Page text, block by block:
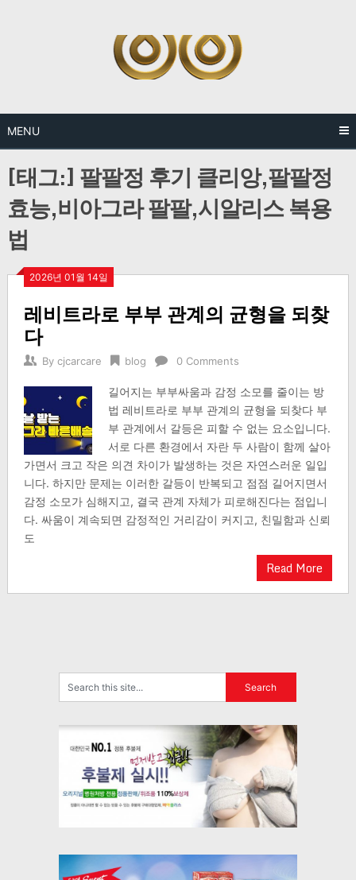
MENU
[태그:]팔팔정 후기 클리앙,팔팔정
효능,비아그라 팔팔,시알리스 복용
법
2026년 01월 14일
레비트라로 부부 관계의 균형을 되찾
다
By cjcarcare blog 0 Comments
길어지는 부부싸움과 감정 소모를 줄이는 방
법 레비트라로 부부 관계의 균형을 되찾다 부
부 관계에서 갈등은 피할 수 없는 요소입니다.
서로 다른 환경에서 자란 두 사람이 함께 살아
가면서 크고 작은 의견 차이가 발생하는 것은 자연스러운 일입
니다. 하지만 문제는 이러한 갈등이 반복되고 점점 길어지면서
감정 소모가 심해지고, 결국 관계 자체가 피로해진다는 점입니
다. 싸움이 계속되면 감정적인 거리감이 커지고, 친밀함과 신뢰
도
Read More